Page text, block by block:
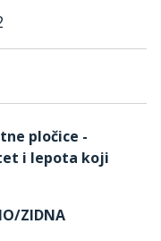
pločice -
i lepota koji
ZIDNA